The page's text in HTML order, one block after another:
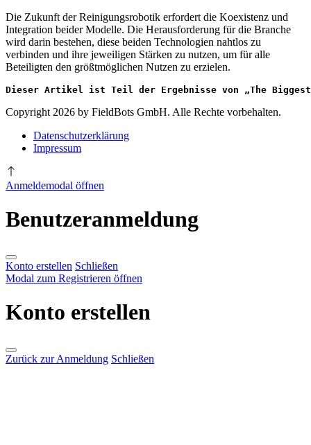
Die Zukunft der Reinigungsrobotik erfordert die Koexistenz und
Integration beider Modelle. Die Herausforderung für die Branche
wird darin bestehen, diese beiden Technologien nahtlos zu
verbinden und ihre jeweiligen Stärken zu nutzen, um für alle
Beteiligten den größtmöglichen Nutzen zu erzielen.
Dieser Artikel ist Teil der Ergebnisse von „The
Copyright 2026 by FieldBots GmbH. Alle Rechte vorbehalten.
Datenschutzerklärung
Impressum
Anmeldemodal öffnen
Benutzeranmeldung
Konto erstellen Schließen
Modal zum Registrieren öffnen
Konto erstellen
Zurück zur Anmeldung Schließen